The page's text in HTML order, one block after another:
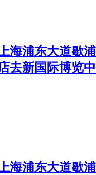
海浦东大道歇浦
去新国际博览中
海浦东大道歇浦